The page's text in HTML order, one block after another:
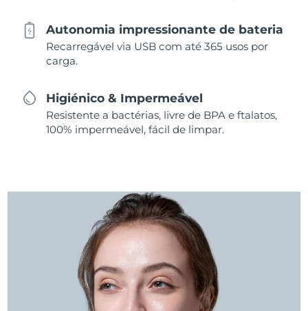
Autonomia impressionante de bateria
Recarregável via USB com até 365 usos por
carga.
Higiénico & Impermeável
Resistente a bactérias, livre de BPA e ftalatos,
100% impermeável, fácil de limpar.